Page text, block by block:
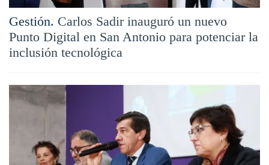
Gestión. Carlos Sadir inauguró un nuevo
Punto Digital en San Antonio para potenciar la
inclusión tecnológica